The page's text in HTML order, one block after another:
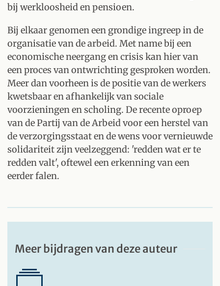
bij werkloosheid en pensioen.
Bij elkaar genomen een grondige ingreep in de
organisatie van de arbeid. Met name bij een
economische neergang en crisis kan hier van
een proces van ontwrichting gesproken worden.
Meer dan voorheen is de positie van de werkers
kwetsbaar en afhankelijk van sociale
voorzieningen en scholing. De recente oproep
van de Partij van de Arbeid voor een herstel van
de verzorgingsstaat en de wens voor vernieuwde
solidariteit zijn veelzeggend: 'redden wat er te
redden valt', oftewel een erkenning van een
eerder falen.
Meer bijdragen van deze auteur